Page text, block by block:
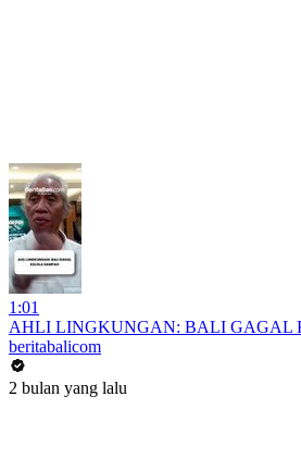
1:01
AHLI LINGKUNGAN: BALI GAGAL
beritabalicom
2 bulan yang lalu